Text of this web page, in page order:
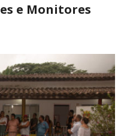
e Monitores